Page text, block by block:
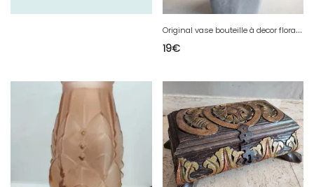
O
riginal vase bouteille à decor floral Art et ceramique signé en bon etat
19€